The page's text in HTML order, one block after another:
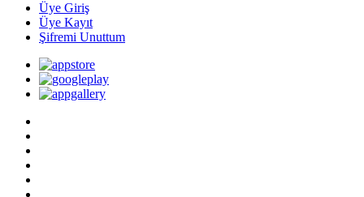
Üye Giriş
Üye Kayıt
Şifremi Unuttum